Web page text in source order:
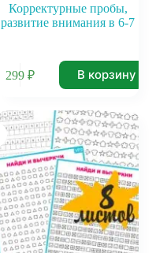
Корректурные пробы,
развитие внимания в 6-7
299₽ В корзину